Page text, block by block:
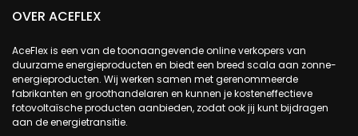
OVER ACEFLEX
AceFlex is een van de toonaangevende online verkopers van
duurzame energieproducten en biedt een breed scala aan zonne-
energieproducten. Wij werken samen met gerenommeerde
fabrikanten en groothandelaren en kunnen je kosteneffectieve
fotovoltaïsche producten aanbieden, zodat ook jij kunt bijdragen
aan de energietransitie.